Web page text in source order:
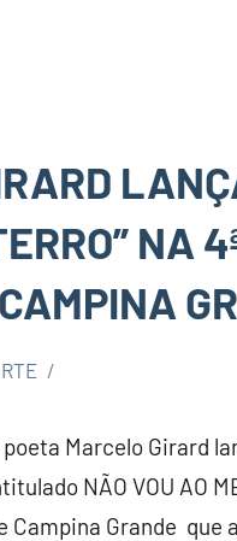
NA
poeta Marcelo Girard
NÃO VOU AO
Campina Grande que